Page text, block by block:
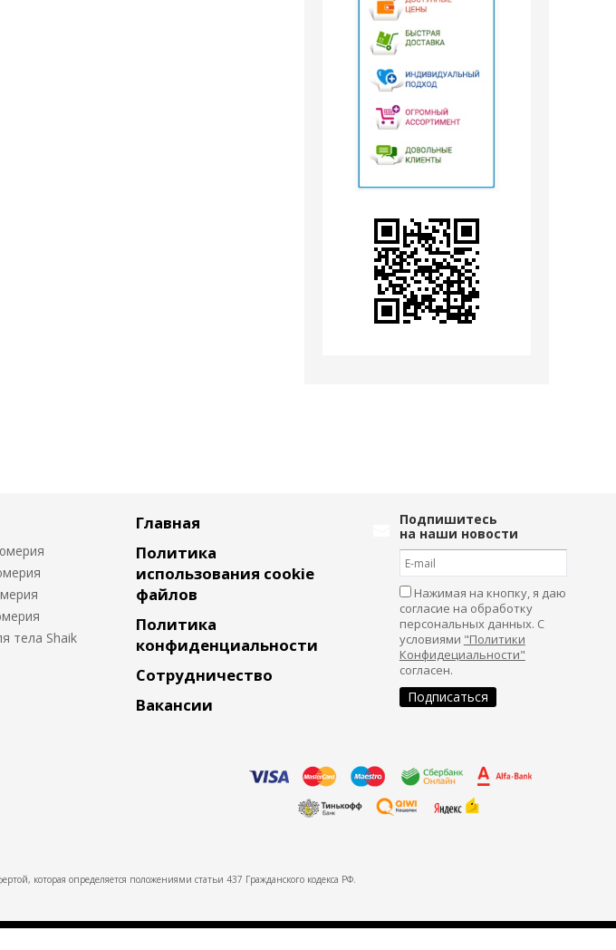
тела Shaik
Главная
Политика
использования cookie
файлов
Политика
конфиденциальности
Сотрудничество
Вакансии
Подпишитесь
на наши новости
Нажимая на кнопку, я даю
согласие на обработку
персональных данных. С
условиями "Политики
Конфидециальности"
согласен.
которая определяется положениями статьи 437 Гражданского кодекса РФ.